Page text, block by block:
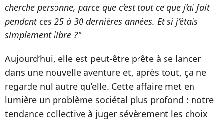
cherche personne, parce que c’est tout ce que j’ai fait
pendant ces 25 à 30 dernières années. Et si j’étais
simplement libre ?"
Aujourd’hui, elle est peut-être prête à se lancer
dans une nouvelle aventure et, après tout, ça ne
regarde nul autre qu’elle. Cette affaire met en
lumière un problème sociétal plus profond : notre
tendance collective à juger sévèrement les choix